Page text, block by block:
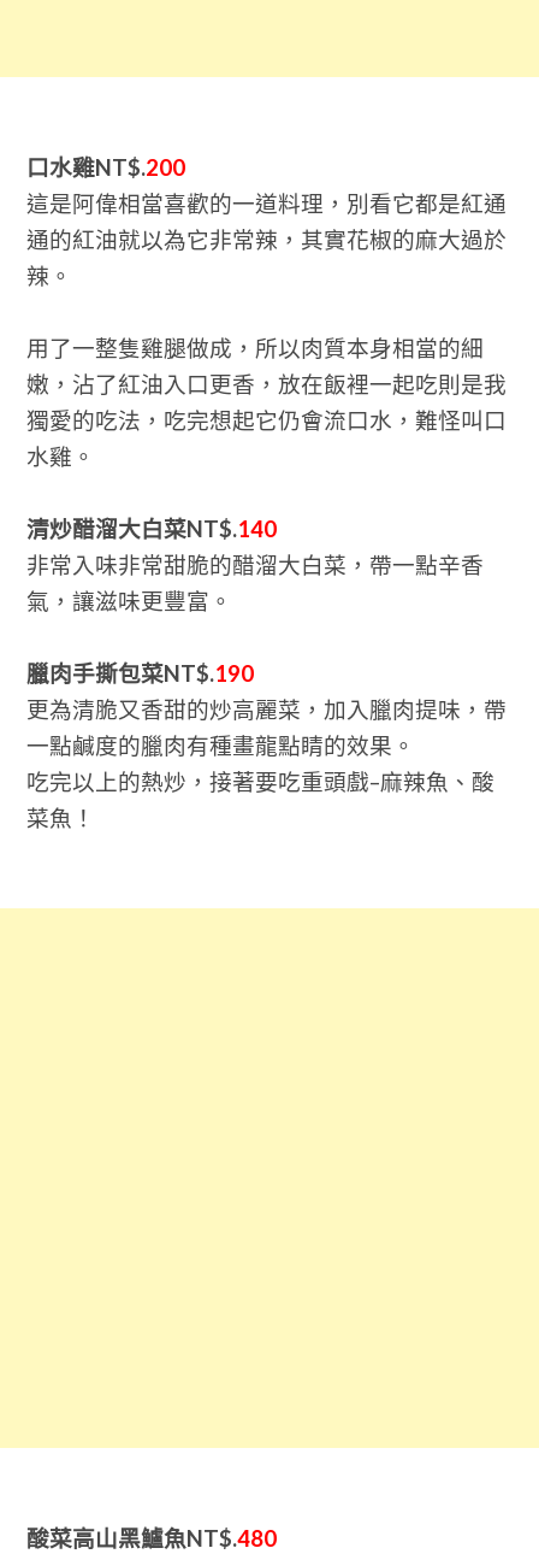
口水雞NT$.200
這是阿偉相當喜歡的一道料理，別看它都是紅通
通的紅油就以為它非常辣，其實花椒的麻大過於
辣。
用了一整隻雞腿做成，所以肉質本身相當的細
嫩，沾了紅油入口更香，放在飯裡一起吃則是我
獨愛的吃法，吃完想起它仍會流口水，難怪叫口
水雞。
清炒醋溜大白菜NT$.140
非常入味非常甜脆的醋溜大白菜，帶一點辛香
氣，讓滋味更豐富。
臘肉手撕包菜NT$.190
更為清脆又香甜的炒高麗菜，加入臘肉提味，帶
一點鹹度的臘肉有種畫龍點睛的效果。
吃完以上的熱炒，接著要吃重頭戲–麻辣魚、酸
菜魚！
酸菜高山黑鱸魚NT$.480